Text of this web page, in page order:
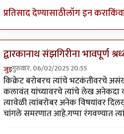
प्रतिसाद देण्यासाठीलॉग इन करा
द्वारकानाथ संझगिरीना भावपूर्ण
जुइगुरुवार, 06/02/2025 20:55
किक्रेट बरोबरच त्यांचे भटकंतीवरचे
कलावंत यांच्यावरचे त्यांचे लेख अनेकदा
त्यावेळी त्यांबरोबर अनेक विषयांवर
चांगले समरणात आहे.गप्पा रंगवण्यात